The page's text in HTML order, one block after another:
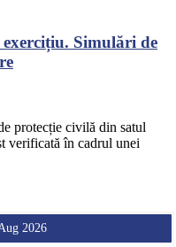
Simulări de
protecție civilă din satul
verificată în cadrul unei
2026